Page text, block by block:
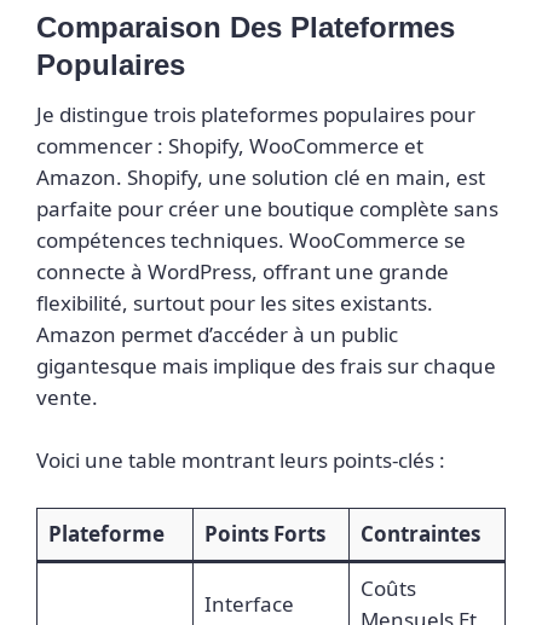
Comparaison Des Plateformes
Populaires
Je distingue trois plateformes populaires pour
commencer : Shopify, WooCommerce et
Amazon. Shopify, une solution clé en main, est
parfaite pour créer une boutique complète sans
compétences techniques. WooCommerce se
connecte à WordPress, offrant une grande
flexibilité, surtout pour les sites existants.
Amazon permet d’accéder à un public
gigantesque mais implique des frais sur chaque
vente.
Voici une table montrant leurs points-clés :
Plateforme Points Forts Contraintes
Interface
Coûts
Mensuels Et